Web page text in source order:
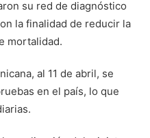
su red de diagnóstico
la finalidad de reducir la
mortalidad.
al 11 de abril, se
en el país, lo que